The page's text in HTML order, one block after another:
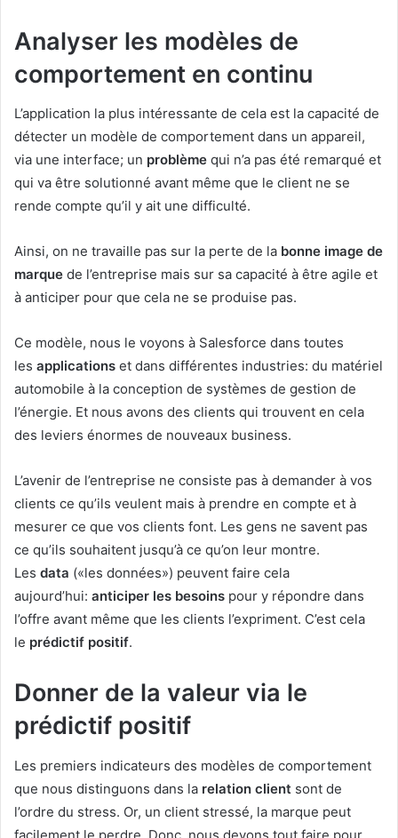
Analyser les modèles de
comportement en continu
L’application la plus intéressante de cela est la capacité de
détecter un modèle de comportement dans un appareil,
via une interface; un problème qui n’a pas été remarqué et
qui va être solutionné avant même que le client ne se
rende compte qu’il y ait une difficulté.
Ainsi, on ne travaille pas sur la perte de la bonne image de
marque de l’entreprise mais sur sa capacité à être agile et
à anticiper pour que cela ne se produise pas.
Ce modèle, nous le voyons à Salesforce dans toutes
les applications et dans différentes industries: du matériel
automobile à la conception de systèmes de gestion de
l’énergie. Et nous avons des clients qui trouvent en cela
des leviers énormes de nouveaux business.
L’avenir de l’entreprise ne consiste pas à demander à vos
clients ce qu’ils veulent mais à prendre en compte et à
mesurer ce que vos clients font. Les gens ne savent pas
ce qu’ils souhaitent jusqu’à ce qu’on leur montre.
Les data («les données») peuvent faire cela
aujourd’hui: anticiper les besoins pour y répondre dans
l’offre avant même que les clients l’expriment. C’est cela
le prédictif positif.
Donner de la valeur via le
prédictif positif
Les premiers indicateurs des modèles de comportement
que nous distinguons dans la relation client sont de
l’ordre du stress. Or, un client stressé, la marque peut